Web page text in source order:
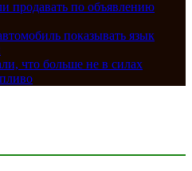
продавать по объявлению
показывать язык
что больше не в силах